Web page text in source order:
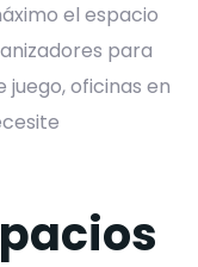
el espacio
para
oficinas en